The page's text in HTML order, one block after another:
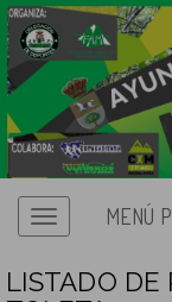
MENÚ
LISTADO DE